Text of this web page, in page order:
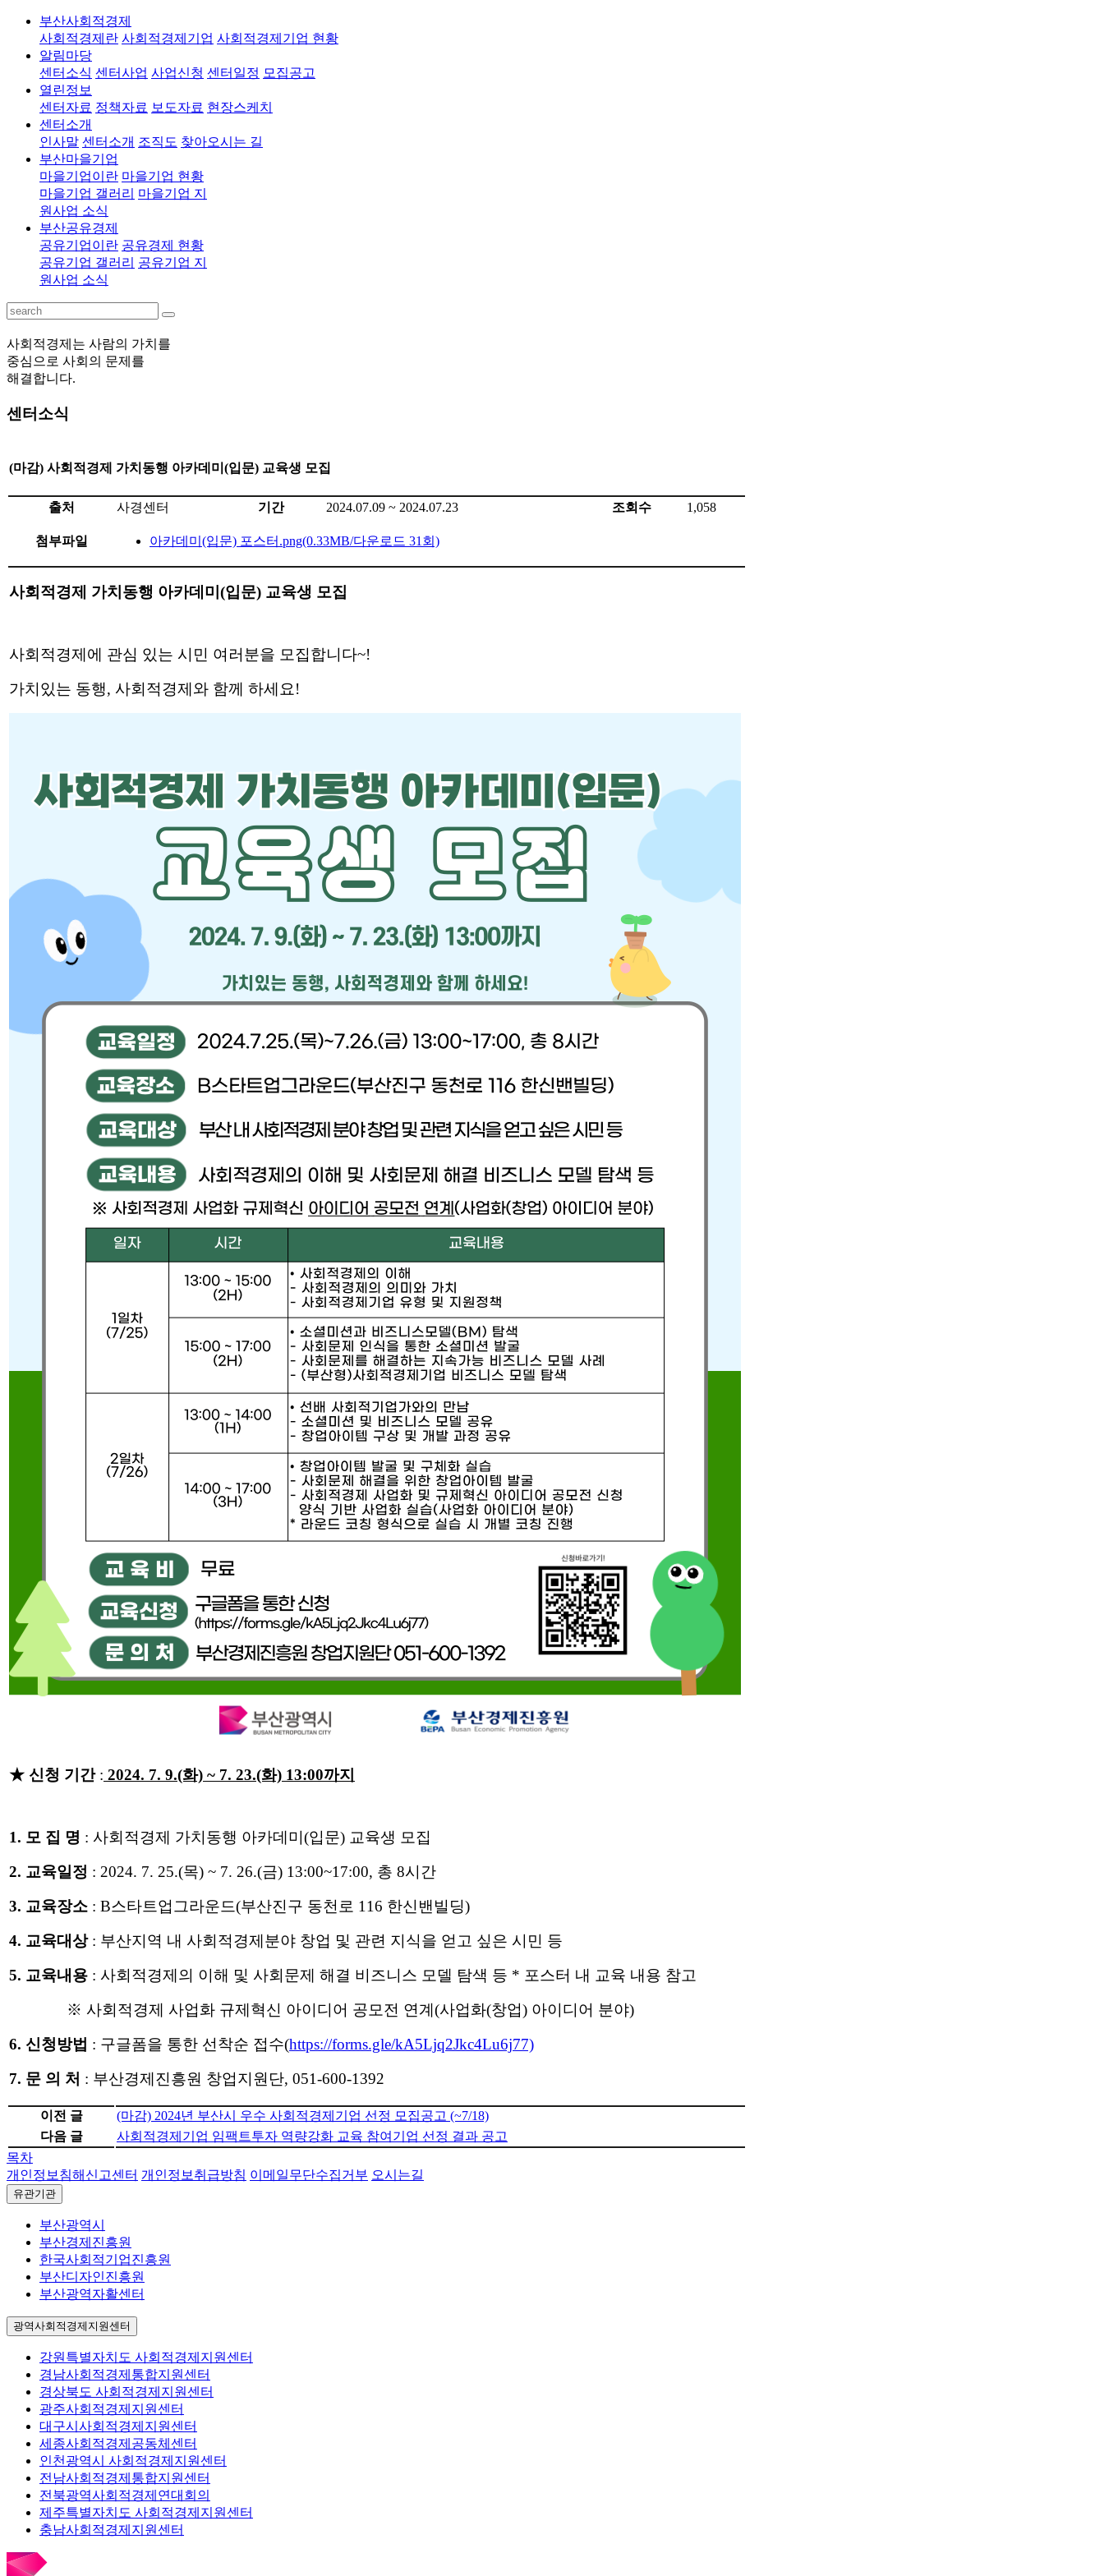
부산사회적경제
사회적경제란 사회적경제기업 사회적경제기업 현황
알림마당
센터소식 센터사업 사업신청 센터일정 모집공고
열린정보
센터자료 정책자료 보도자료 현장스케치
센터소개
인사말 센터소개 조직도 찾아오시는 길
부산마을기업
마을기업이란 마을기업 현황
마을기업 갤러리 마을기업 지
원사업 소식
부산공유경제
공유기업이란 공유경제 현황
공유기업 갤러리 공유기업 지
원사업 소식
사회적경제는 사람의 가치를
중심으로 사회의 문제를
해결합니다.
센터소식
(마감) 사회적경제 가치동행 아카데미(입문) 교육생 모집
출처 사경센터 기간 2024.07.09 ~ 2024.07.23 조회수 1,058
첨부파일 아카데미(입문) 포스터.png(0.33MB/다운로드 31회)
사회적경제 가치동행 아카데미(입문) 교육생 모집
사회적경제에 관심 있는 시민 여러분을 모집합니다~!
가치있는 동행, 사회적경제와 함께 하세요!
★ 신청 기간: 2024. 7. 9.(화) ~ 7. 23.(화) 13:00까지
1. 모 집 명 : 사회적경제 가치동행 아카데미(입문) 교육생 모집
2. 교육일정 : 2024. 7. 25.(목) ~ 7. 26.(금) 13:00~17:00, 총 8시간
3. 교육장소 : B스타트업그라운드(부산진구 동천로 116 한신밴빌딩)
4. 교육대상: 부산지역 내 사회적경제분야 창업 및 관련 지식을 얻고 싶은 시민 등
5. 교육내용 : 사회적경제의 이해 및 사회문제 해결 비즈니스 모델 탐색 등 * 포스터 내 교육 내용 참고
※ 사회적경제 사업화 규제혁신 아이디어 공모전 연계(사업화(창업) 아이디어 분야)
6. 신청방법 : 구글폼을 통한 선착순 접수(https://forms.gle/kA5Ljq2Jkc4Lu6j77)
7. 문 의 처 : 부산경제진흥원 창업지원단, 051-600-1392
이전 글
(마감) 2024년 부산시 우수 사회적경제기업 선정 모집공고 (~7/18)
다음 글
사회적경제기업 임팩트투자 역량강화 교육 참여기업 선정 결과 공고
목차
개인정보침해신고센터 개인정보취급방침 이메일무단수집거부 오시는길
유관기관
부산광역시
부산경제진흥원
한국사회적기업진흥원
부산디자인진흥원
부산광역자활센터
광역사회적경제지원센터
강원특별자치도 사회적경제지원센터
경남사회적경제통합지원센터
경상북도 사회적경제지원센터
광주사회적경제지원센터
대구시사회적경제지원센터
세종사회적경제공동체센터
인천광역시 사회적경제지원센터
전남사회적경제통합지원센터
전북광역사회적경제연대회의
제주특별자치도 사회적경제지원센터
충남사회적경제지원센터